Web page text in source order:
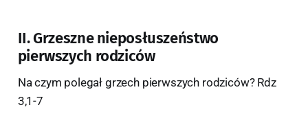
II. Grzeszne nieposłuszeństwo
pierwszych rodziców
Na czym polegał grzech pierwszych rodziców? Rdz
3,1-7